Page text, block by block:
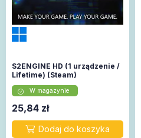
S2ENGINE HD (1 urządzenie /
Lifetime) (Steam)
W magazynie
25,84 zł